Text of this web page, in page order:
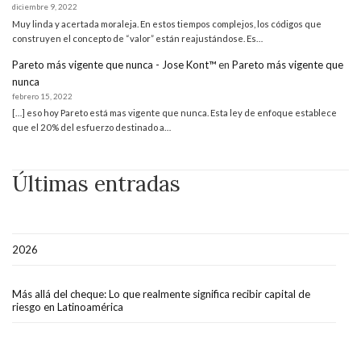
diciembre 9, 2022
Muy linda y acertada moraleja. En estos tiempos complejos, los códigos que
construyen el concepto de “valor” están reajustándose. Es…
Pareto más vigente que nunca - Jose Kont™en Pareto más vigente que
nunca
febrero 15, 2022
[…] eso hoy Pareto está mas vigente que nunca. Esta ley de enfoque establece
que el 20% del esfuerzo destinado a…
Últimas entradas
2026
Más allá del cheque: Lo que realmente significa recibir capital de
riesgo en Latinoamérica